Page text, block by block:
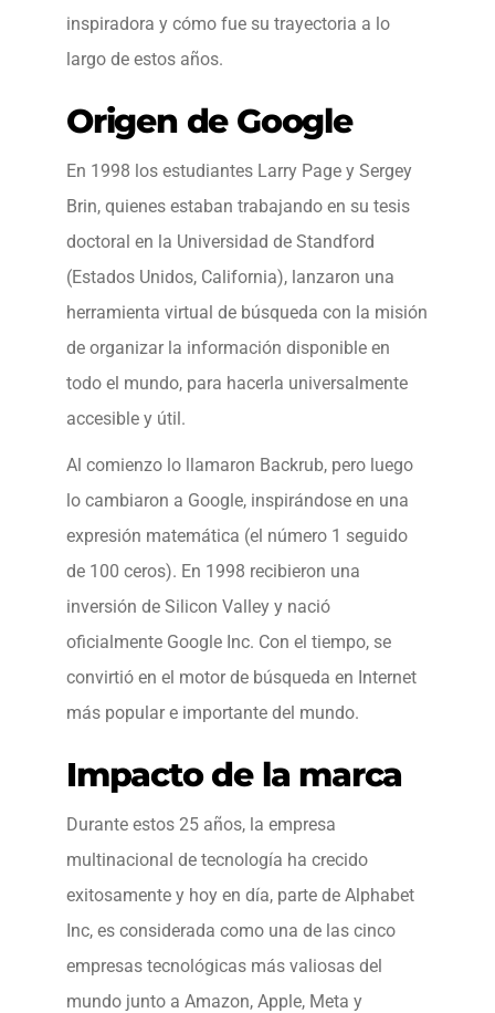
inspiradora y cómo fue su trayectoria a lo
largo de estos años.
Origen de Google
En 1998 los estudiantes Larry Page y Sergey
Brin, quienes estaban trabajando en su tesis
doctoral en la Universidad de Standford
(Estados Unidos, California), lanzaron una
herramienta virtual de búsqueda con la misión
de organizar la información disponible en
todo el mundo, para hacerla universalmente
accesible y útil.
Al comienzo lo llamaron Backrub, pero luego
lo cambiaron a Google, inspirándose en una
expresión matemática (el número 1 seguido
de 100 ceros). En 1998 recibieron una
inversión de Silicon Valley y nació
oficialmente Google Inc. Con el tiempo, se
convirtió en el motor de búsqueda en Internet
más popular e importante del mundo.
Impacto de la marca
Durante estos 25 años, la empresa
multinacional de tecnología ha crecido
exitosamente y hoy en día, parte de Alphabet
Inc, es considerada como una de las cinco
empresas tecnológicas más valiosas del
mundo junto a Amazon, Apple, Meta y